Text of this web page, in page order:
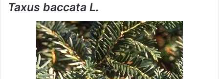
Taxus baccata L.